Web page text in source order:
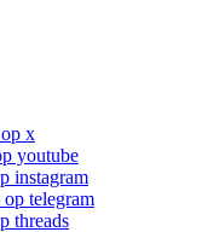
x
youtube
instagram
telegram
threads